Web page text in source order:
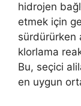
hidrojen
etmek için
sürdürürken
klorlama
Bu, seçici
en uygun